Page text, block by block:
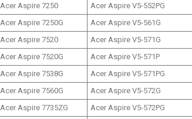
Acer Aspire 7250 Acer Aspire V5-552PG
Acer Aspire 7250G Acer Aspire V5-561G
Acer Aspire 7520 Acer Aspire V5-571G
Acer Aspire 7520G Acer Aspire V5-571P
Acer Aspire 7538G Acer Aspire V5-571PG
Acer Aspire 7560G Acer Aspire V5-572G
Acer Aspire 7735ZG Acer Aspire V5-572PG